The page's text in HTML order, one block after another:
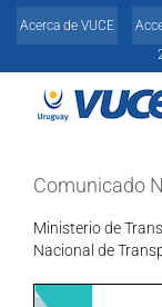
Skip
Acerca de VUCE
Comunicado
Ministerio de
Nacional de